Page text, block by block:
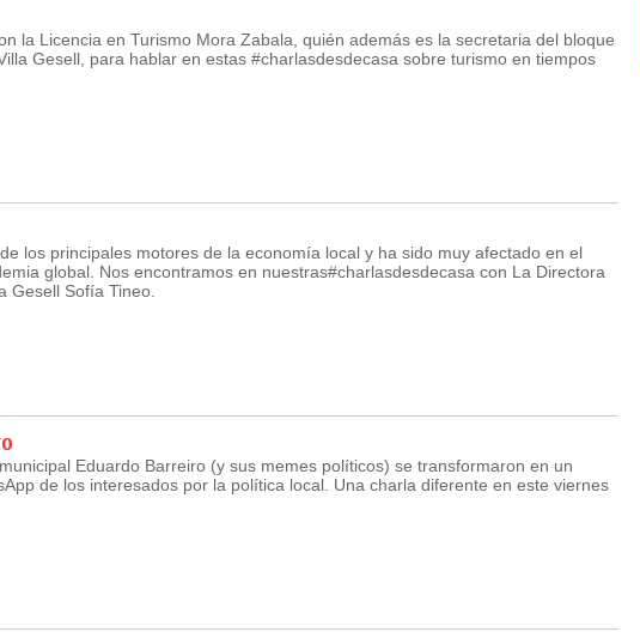
la Licencia en Turismo Mora Zabala, quién además es la secretaria del bloque
Gesell, para hablar en estas #charlasdesdecasa sobre turismo en tiempos
los principales motores de la economía local y ha sido muy afectado en el
global. Nos encontramos en nuestras#charlasdesdecasa con La Directora
Gesell Sofía Tineo.
Eduardo Barreiro (y sus memes políticos) se transformaron en un
de los interesados por la política local. Una charla diferente en este viernes